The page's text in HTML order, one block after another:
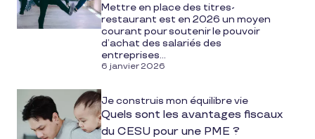
Mettre en place des titres-
restaurant est en 2026 un moyen
courant pour soutenir le pouvoir
d’achat des salariés des
entreprises...
6 janvier 2026
Je construis mon équilibre vie
Quels sont les avantages fiscaux
du CESU pour une PME ?